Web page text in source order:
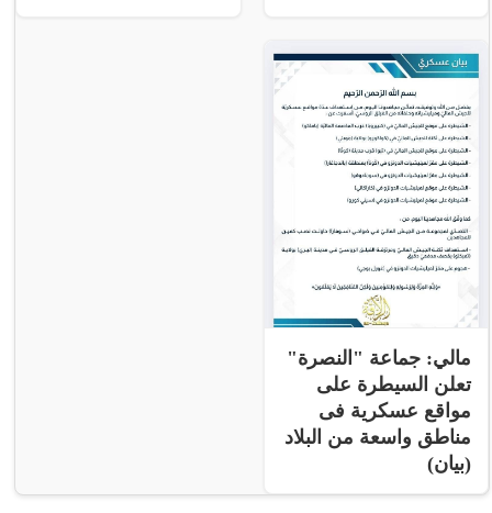
مالي: جماعة "النصرة"
تعلن السيطرة على
مواقع عسكرية فى
مناطق واسعة من البلاد
(بيان)